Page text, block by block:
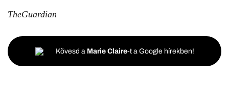
TheGuardian
Kövesd a Marie Claire-t a Google hírekben!